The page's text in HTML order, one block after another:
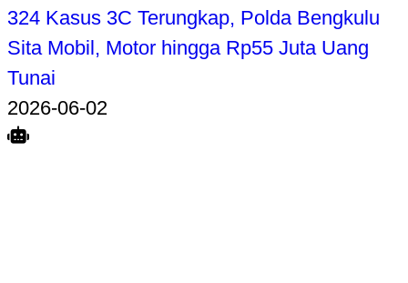
324 Kasus 3C Terungkap, Polda Bengkulu
Sita Mobil, Motor hingga Rp55 Juta Uang
Tunai
2026-06-02